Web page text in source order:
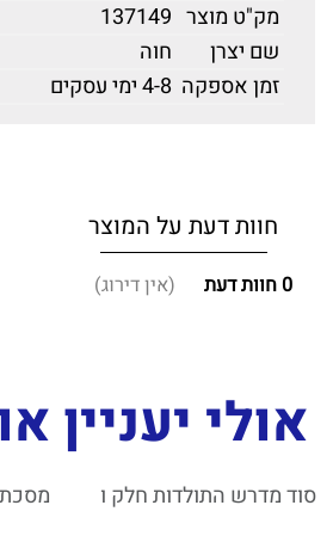
מק"ט מוצר 137149
שם יצרן
חוה
זמן אספקה 4-8 ימי עסקים
חוות דעת על המוצר
0חוות דעת (אין דירוג)
אולי יעניין
סוד מדרש התולדות חלק ו